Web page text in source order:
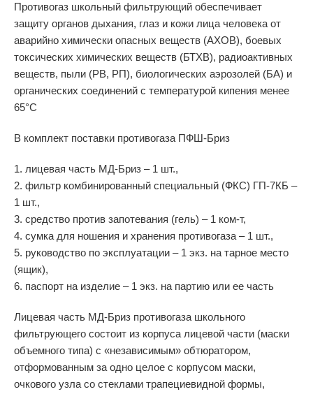
Противогаз школьный фильтрующий обеспечивает
защиту органов дыхания, глаз и кожи лица человека от
аварийно химически опасных веществ (АХОВ), боевых
токсических химических веществ (БТХВ), радиоактивных
веществ, пыли (РВ, РП), биологических аэрозолей (БА) и
органических соединений с температурой кипения менее
65°С
В комплект поставки противогаза ПФШ-Бриз
1. лицевая часть МД-Бриз – 1 шт.,
2. фильтр комбинированный специальный (ФКС) ГП-7КБ –
1 шт.,
3. средство против запотевания (гель) – 1 ком-т,
4. сумка для ношения и хранения противогаза – 1 шт.,
5. руководство по эксплуатации – 1 экз. на тарное место
(ящик),
6. паспорт на изделие – 1 экз. на партию или ее часть
Лицевая часть МД-Бриз противогаза школьного
фильтрующего состоит из корпуса лицевой части (маски
объемного типа) с «независимым» обтюратором,
отформованным за одно целое с корпусом маски,
очкового узла со стеклами трапециевидной формы,